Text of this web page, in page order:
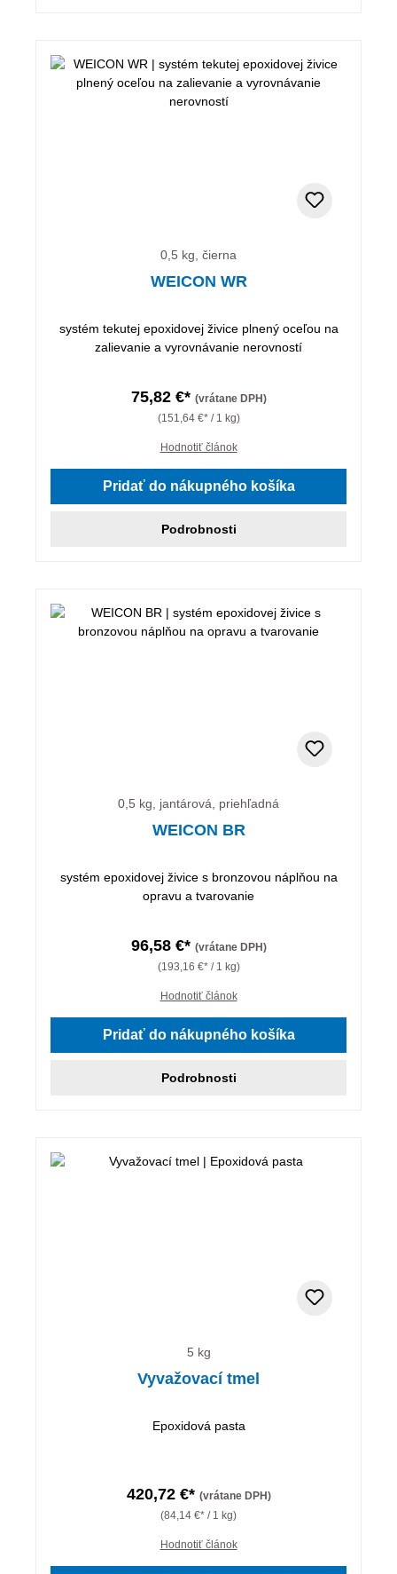
0,5 kg, čierna
WEICON WR
systém tekutej epoxidovej živice plnený oceľou na
zalievanie a vyrovnávanie nerovností
75,82 €* (vrátane DPH)
(151,64 €* / 1 kg)
Hodnotiť článok
Pridať do nákupného košíka
Podrobnosti
0,5 kg, jantárová, priehľadná
WEICON BR
systém epoxidovej živice s bronzovou náplňou na
opravu a tvarovanie
96,58 €* (vrátane DPH)
(193,16 €* / 1 kg)
Hodnotiť článok
Pridať do nákupného košíka
Podrobnosti
5 kg
Vyvažovací tmel
Epoxidová pasta
420,72 €* (vrátane DPH)
(84,14 €* / 1 kg)
Hodnotiť článok